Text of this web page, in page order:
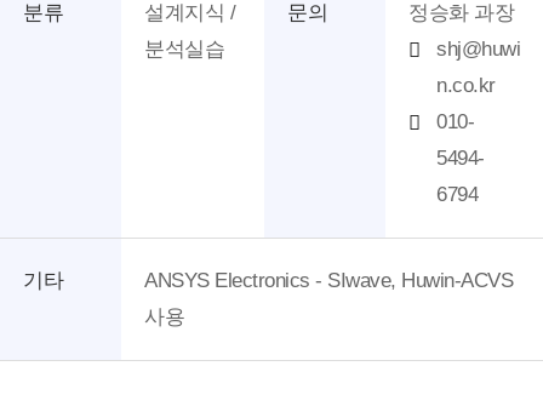
분류
설계지식 /
분석실습
문의
정승화 과장
shj@huwi
n.co.kr
010-
5494-
6794
기타
ANSYS Electronics - SIwave, Huwin-ACVS
사용